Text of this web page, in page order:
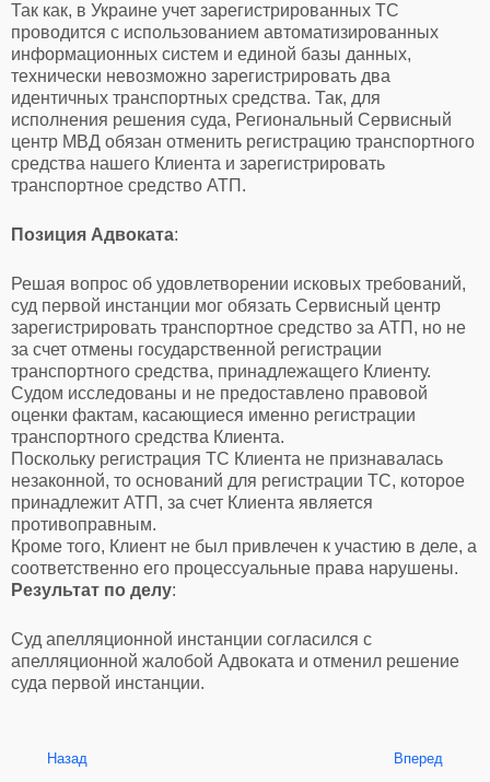
Так как, в Украине учет зарегистрированных ТС
проводится с использованием автоматизированных
информационных систем и единой базы данных,
технически невозможно зарегистрировать два
идентичных транспортных средства. Так, для
исполнения решения суда, Региональный Сервисный
центр МВД обязан отменить регистрацию транспортного
средства нашего Клиента и зарегистрировать
транспортное средство АТП.
Позиция Адвоката:
Решая вопрос об удовлетворении исковых требований,
суд первой инстанции мог обязать Сервисный центр
зарегистрировать транспортное средство за АТП, но не
за счет отмены государственной регистрации
транспортного средства, принадлежащего Клиенту.
Судом исследованы и не предоставлено правовой
оценки фактам, касающиеся именно регистрации
транспортного средства Клиента.
Поскольку регистрация ТС Клиента не признавалась
незаконной, то оснований для регистрации ТС, которое
принадлежит АТП, за счет Клиента является
противоправным.
Кроме того, Клиент не был привлечен к участию в деле, а
соответственно его процессуальные права нарушены.
Результат по делу:
Суд апелляционной инстанции согласился с
апелляционной жалобой Адвоката и отменил решение
суда первой инстанции.
Назад Вперед